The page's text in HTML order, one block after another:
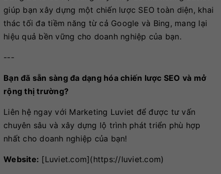
giúp bạn xây dựng một chiến lược SEO toàn diện, khai
thác tối đa tiềm năng từ cả Google và Bing, mang lại
hiệu quả bền vững cho doanh nghiệp của bạn.
---
Bạn đã sẵn sàng đa dạng hóa chiến lược SEO và mở
rộng thị trường?
Liên hệ ngay với Marketing Luviet để được tư vấn
chuyên sâu và xây dựng lộ trình phát triển phù hợp
nhất cho doanh nghiệp của bạn!
Website: [Luviet.com](https://luviet.com)